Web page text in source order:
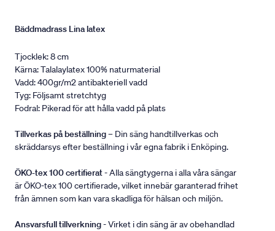
Bäddmadrass Lina latex
Tjocklek: 8 cm
Kärna: Talalaylatex 100% naturmaterial
Vadd: 400gr/m2 antibakteriell vadd
Tyg: Följsamt stretchtyg
Fodral: Pikerad för att hålla vadd på plats
Tillverkas på beställning– Din säng handtillverkas och
skräddarsys efter beställning i vår egna fabrik i Enköping.
ÖKO-tex 100 certifierat- Alla sängtygerna i alla våra sängar
är ÖKO-tex 100 certifierade, vilket innebär garanterad frihet
från ämnen som kan vara skadliga för hälsan och miljön.
Ansvarsfull tillverkning- Virket i din säng är av obehandlad